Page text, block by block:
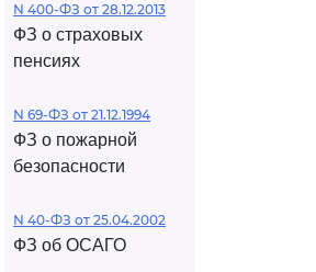
N 400-ФЗ от 28.12.2013
ФЗ о страховых
пенсиях
N 69-ФЗ от 21.12.1994
ФЗ о пожарной
безопасности
N 40-ФЗ от 25.04.2002
ФЗ об ОСАГО